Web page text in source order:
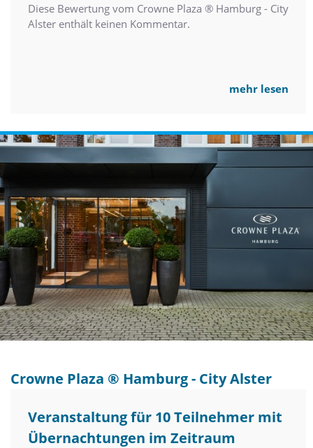
Diese Bewertung vom Crowne Plaza ® Hamburg - City
Alster enthält keinen Kommentar.
mehr lesen
Crowne Plaza ® Hamburg - City Alster
Veranstaltung für 10 Teilnehmer mit
Übernachtungen im Zeitraum